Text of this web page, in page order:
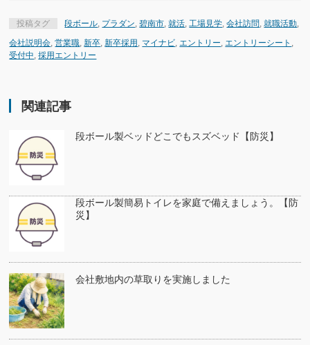
投稿タグ 段ボール, プラダン,碧南市,就活,工場見学,会社訪問,就職活動,
会社説明会,営業職,新卒,新卒採用 , マイナビ,エントリー,エントリーシート ,
受付中,採用エントリー
関連記事
段ボール製ベッドどこでもスズベッド【防災】
段ボール製簡易トイレを家庭で備えましょう。【防
災】
会社敷地内の草取りを実施しました